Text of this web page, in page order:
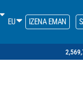
EU IZENA EMAN